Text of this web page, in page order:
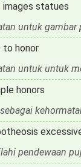
images statues
untuk gambar
to honor
untuk untuk
honors
pendewaan